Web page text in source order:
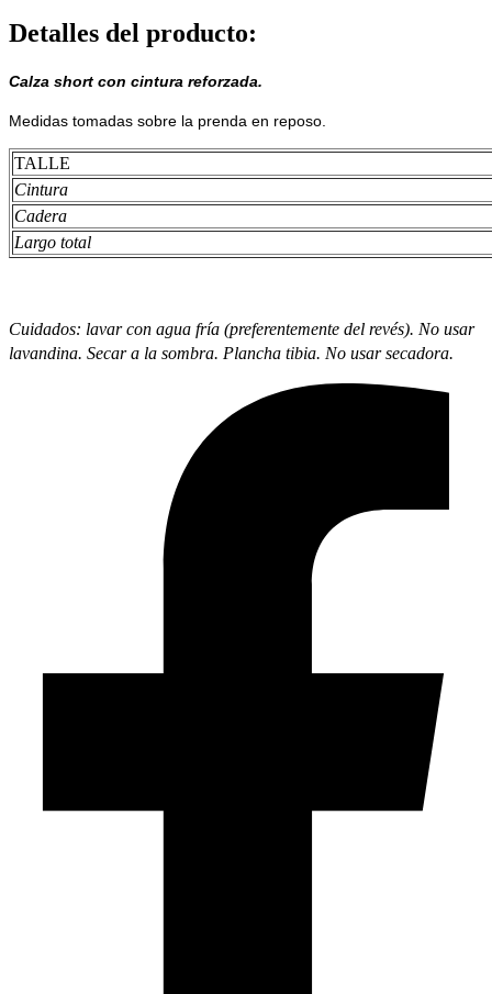
Detalles del producto:
Calza short con cintura reforzada.
Medidas tomadas sobre la prenda en reposo.
TALLE
Cintura
Cadera
Largo total
Cuidados: lavar con agua fría (preferentemente del revés). No usar
lavandina. Secar a la sombra. Plancha tibia. No usar secadora.